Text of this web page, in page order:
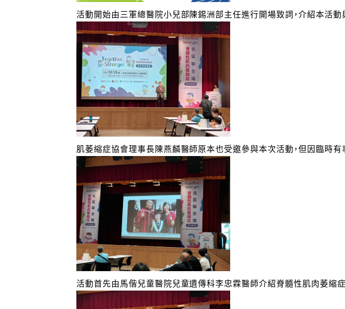
活動開始由三軍總醫院小兒部陳錫洲部主任進行開場致詞，介紹本活動
肌萎縮症協會理事長陳燕麟醫師原本也受邀參與本次活動，但因臨時
活動首先由馬偕兒童醫院兒童遺傳科李忠霖醫師介紹脊髓性肌肉萎縮